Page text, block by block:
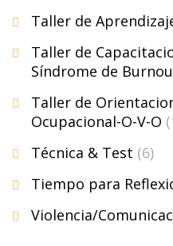
Taller de
Taller de
Síndrome de
Taller de
Ocupacional-O-V-O
Técnica & Test (6)
Tiempo para
Violencia/